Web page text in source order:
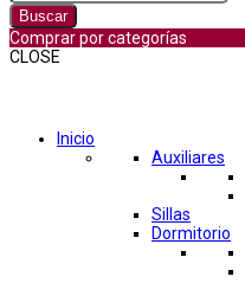
Buscar
Comprar por categorías
CLOSE
Inicio
Auxiliares
Sillas
Dormitorio